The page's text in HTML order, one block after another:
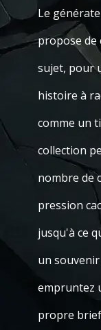
Le
propose de
sujet, pour
histoire à
comme un
collection
nombre de
pression
jusqu'à ce
un
empruntez
propre